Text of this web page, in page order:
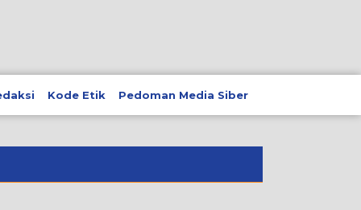
Kode Etik Pedoman Media Siber